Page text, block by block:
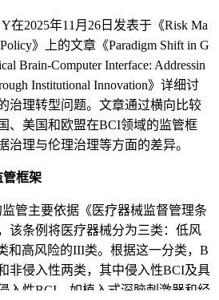
在2025年11 月 26 日发表于《Risk Ma
》上的文章《Paradigm Shift in G
Brain-Computer Interface: Addressin
Institutional Innovation》详细讨
治理转型问题。文章通过横向比较
、美国和欧盟在BCI领域的监管框
治理与伦理治理等方面的差异。
管框架
管主要依据《医疗器械监督管理条
该条例将医疗器械分为三类：低风
和高风险的III类。根据这一分类， B
非侵入性两类，其中侵入性BCI及具
入性BCI ，如植入式深脑刺激器和经